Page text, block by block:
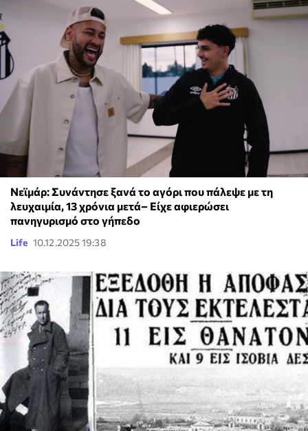
Νεϊμάρ: Συνάντησε ξανά το αγόρι που πάλεψε με τη
λευχαιμία, 13 χρόνια μετά– Είχε αφιερώσει
πανηγυρισμό στο γήπεδο
Life 10.12.2025 19:38